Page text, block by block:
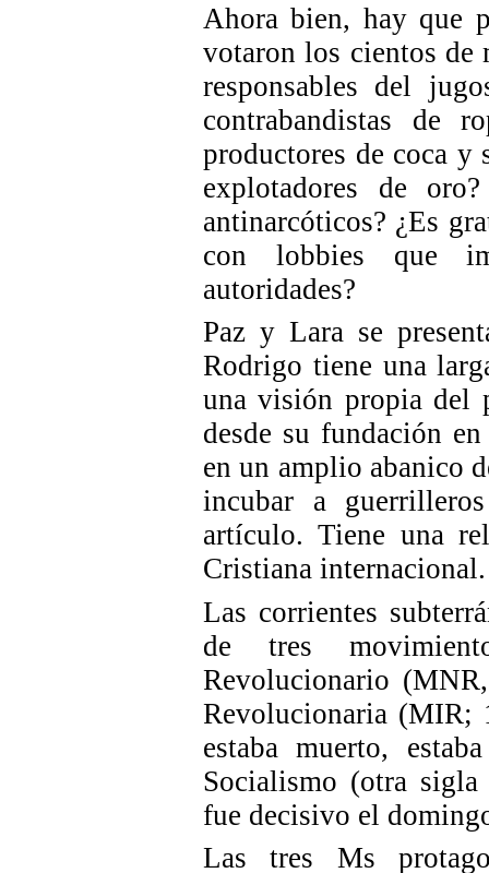
Ahora bien, hay que
votaron los cientos de
responsables del
contrabandistas de
productores de coca y
explotadores de
antinarcóticos? ¿Es
con lobbies que
autoridades?
Paz y Lara se
Rodrigo tiene una
una visión propia del
desde su fundación
en un amplio abanico
incubar a
artículo. Tiene una
Cristiana
Las corrientes
de tres
Revolucionario
Revolucionaria (MIR;
estaba muerto,
Socialismo (otra
fue decisivo el
Las tres Ms